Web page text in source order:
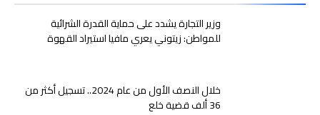
وزير التجارة يشدد على حماية القدرة الشرائية
للمواطن: زيتوني يعري مافيا استيراد القهوة
خلال النصف الأول من عام 2024.. تسجيل أكثر من
36 ألف قضية خلع